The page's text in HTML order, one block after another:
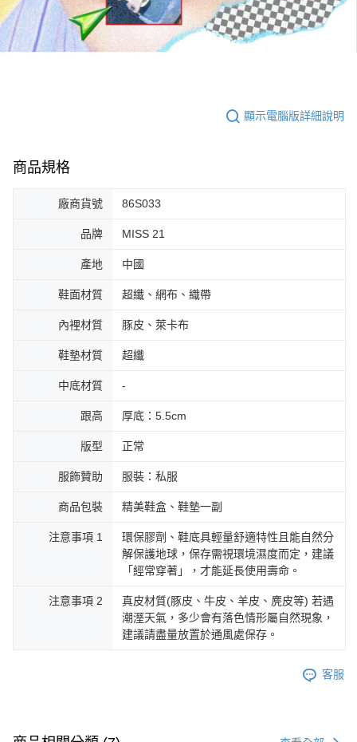
顯示電腦版詳細說明
商品規格
廠商貨號 86S033
品牌 MISS 21
產地 中國
鞋面材質 超纖、網布、織帶
內裡材質 豚皮、萊卡布
鞋墊材質 超纖
中底材質 -
跟高 厚底：5.5cm
版型 正常
服飾贊助 服裝：私服
商品包裝 精美鞋盒、鞋墊一副
注意事項 1
環保膠劑、鞋底具輕量舒適特性且能自然分
解保護地球，保存需視環境濕度而定，建議
「經常穿著」，才能延長使用壽命。
注意事項 2
真皮材質(豚皮、牛皮、羊皮、麂皮等) 若遇
潮溼天氣，多少會有落色情形屬自然現象，
建議請盡量放置於通風處保存。
客服